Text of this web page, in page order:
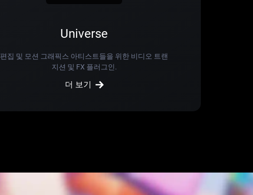
Universe
편집 및 모션 그래픽스 아티스트들을 위한 비디오 트랜
지션 및 FX 플러그인.
더 보기